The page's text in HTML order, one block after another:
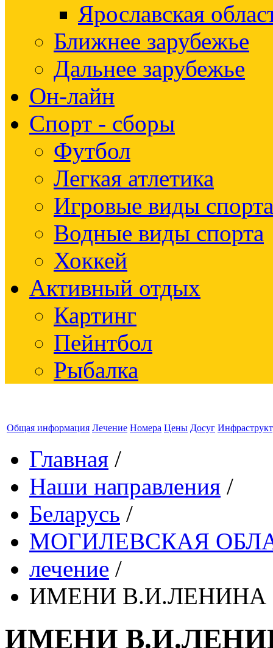
Ярославская
Ближнее зарубежье
Дальнее зарубежье
Он-лайн
Спорт - сборы
Футбол
Легкая атлетика
Игровые виды спорта
Водные виды спорта
Хоккей
Активный отдых
Картинг
Пейнтбол
Рыбалка
Общая информация Лечение Номера Цены Досуг
Главная /
Наши направления /
Беларусь /
МОГИЛЕВСКАЯ
лечение /
ИМЕНИ В.И.ЛЕНИНА
ИМЕНИ